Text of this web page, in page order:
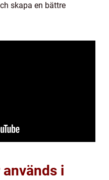
skapa en bättre
i